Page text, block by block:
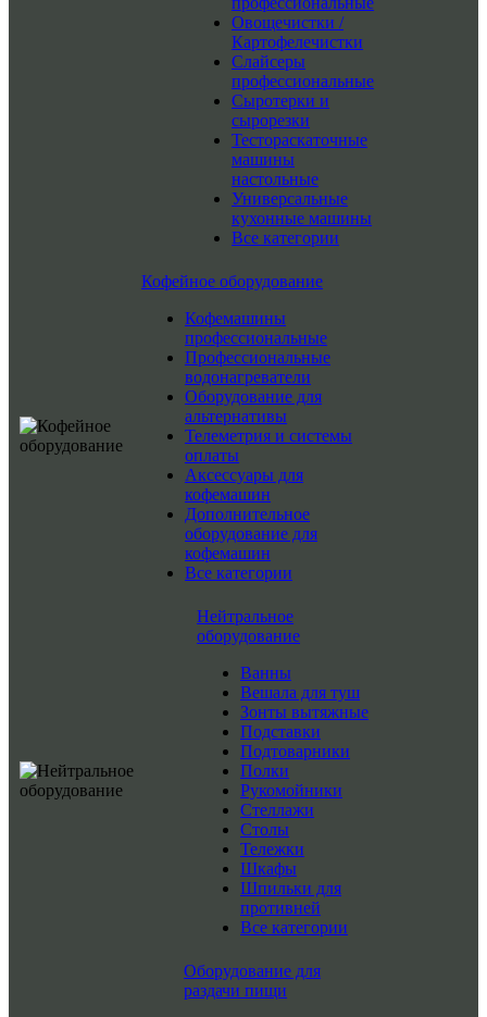
Овощечистки /
Картофелечистки
Слайсеры
профессиональные
Сыротерки и
сырорезки
Тестораскаточные
машины
настольные
Универсальные
кухонные машины
Все категории
Кофейное оборудование
Кофемашины
профессиональные
Профессиональные
водонагреватели
Оборудование для
альтернативы
Телеметрия и системы
оплаты
Аксессуары для
кофемашин
Дополнительное
оборудование для
кофемашин
Все категории
Нейтральное
оборудование
Ванны
Вешала для туш
Зонты вытяжные
Подставки
Подтоварники
Полки
Рукомойники
Стеллажи
Столы
Тележки
Шкафы
Шпильки для
противней
Все категории
Оборудование для
раздачи пищи